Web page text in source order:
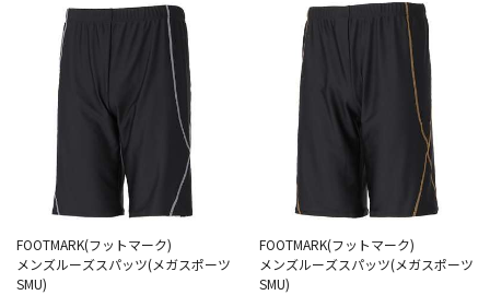
FOOTMARK(フットマーク)
メンズルーズスパッツ(メガスポーツ
SMU)
FOOTMARK(フットマーク)
メンズルーズスパッツ(メガスポーツ
SMU)